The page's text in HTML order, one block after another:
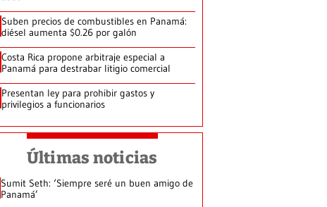
Suben precios de combustibles en Panamá:
diésel aumenta $0.26 por galón
Costa Rica propone arbitraje especial a
Panamá para destrabar litigio comercial
Presentan ley para prohibir gastos y
privilegios a funcionarios
Últimas noticias
Sumit Seth: ‘Siempre seré un buen amigo de
Panamá’